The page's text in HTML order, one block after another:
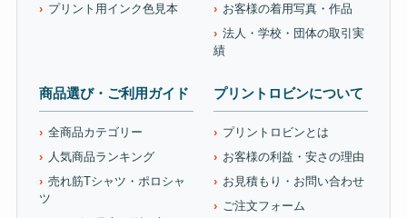
プリント用インク色見本
お客様の着用写真・作品
法人・学校・団体の取引実
績
商品選び・ご利用ガイド
全商品カテゴリー
人気商品ランキング
売れ筋Tシャツ・ポロシャ
ツ
プリントロビンについて
プリントロビンとは
お客様の利益・安さの理由
お見積もり・お問い合わせ
ご注文フォーム